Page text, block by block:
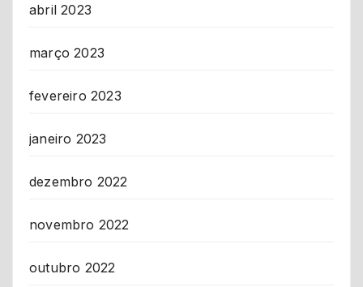
abril 2023
março 2023
fevereiro 2023
janeiro 2023
dezembro 2022
novembro 2022
outubro 2022